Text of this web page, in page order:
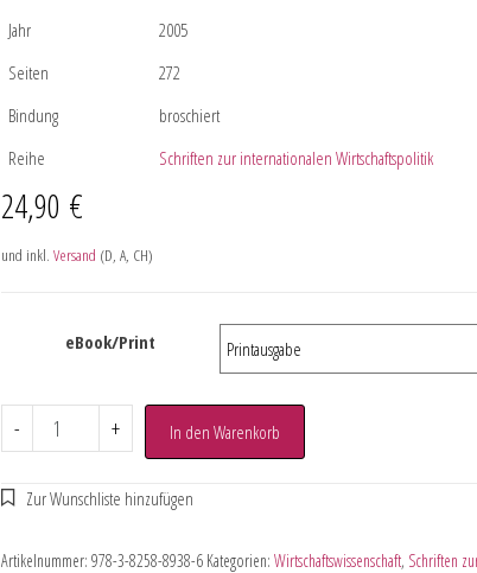
Jahr
2005
Seiten
272
Bindung
broschiert
Reihe
Schriften zur internationalen Wirtschaftspolitik
24,90 €
und inkl. Versand (D, A, CH)
eBook/Print
- + In den Warenkorb
Artikelnummer: 978-3-8258-8938-6 Kategorien: Wirtschaftswissenschaft, Schriften